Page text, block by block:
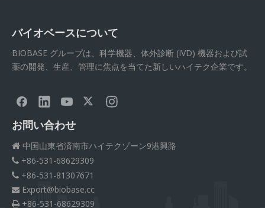
バイオベースについて
BIOBASE グループは、科学機器、体外診断 (IVD) 機器および試
薬の開発、生産、管理に焦点を当てた新しいハイテク企業です。
お問い合わせ
 中国山東省済南市ハイテクゾーン9港興路
 +86-531-68629309
 +86-531-81307671
 Export@biobase.cc
 +86-531-68629309